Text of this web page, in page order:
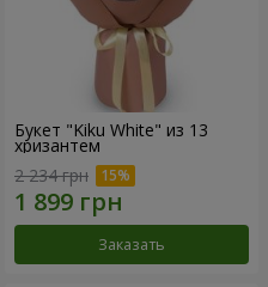
Букет "Kiku White" из 13
хризантем
2 234 грн
Заказать